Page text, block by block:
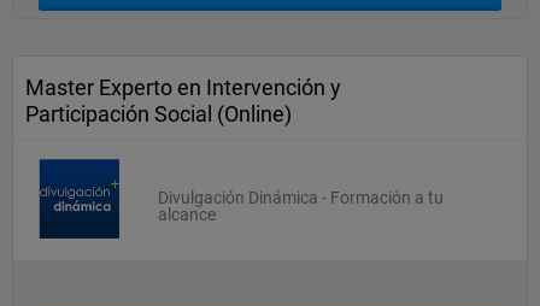
Master Experto en Intervención y
Participación Social (Online)
Divulgación Dinámica - Formación a tu
alcance